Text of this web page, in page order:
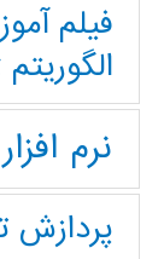
فیلم
نرم
پردازش